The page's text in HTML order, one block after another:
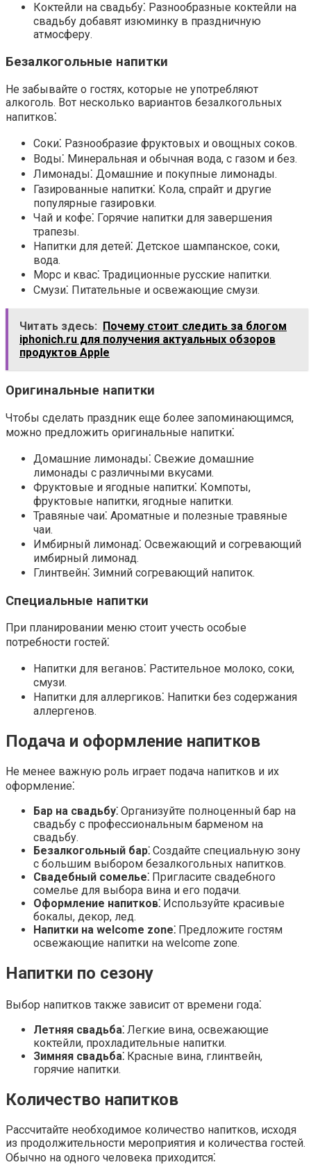
Коктейли на свадьбу⁚ Разнообразные коктейли на
свадьбу добавят изюминку в праздничную
атмосферу.
Безалкогольные напитки
Не забывайте о гостях, которые не употребляют
алкоголь. Вот несколько вариантов безалкогольных
напитков⁚
Соки⁚ Разнообразие фруктовых и овощных соков.
Воды⁚ Минеральная и обычная вода, с газом и без.
Лимонады⁚ Домашние и покупные лимонады.
Газированные напитки⁚ Кола, спрайт и другие
популярные газировки.
Чай и кофе⁚ Горячие напитки для завершения
трапезы.
Напитки для детей⁚ Детское шампанское, соки,
вода.
Морс и квас⁚ Традиционные русские напитки.
Смузи⁚ Питательные и освежающие смузи.
Читать здесь: Почему стоит следить за блогом
iphonich.ru для получения актуальных обзоров
продуктов Apple
Оригинальные напитки
Чтобы сделать праздник еще более запоминающимся,
можно предложить оригинальные напитки⁚
Домашние лимонады⁚ Свежие домашние
лимонады с различными вкусами.
Фруктовые и ягодные напитки⁚ Компоты,
фруктовые напитки, ягодные напитки.
Травяные чаи⁚ Ароматные и полезные травяные
чаи.
Имбирный лимонад⁚ Освежающий и согревающий
имбирный лимонад.
Глинтвейн⁚ Зимний согревающий напиток.
Специальные напитки
При планировании меню стоит учесть особые
потребности гостей⁚
Напитки для веганов⁚ Растительное молоко, соки,
смузи.
Напитки для аллергиков⁚ Напитки без содержания
аллергенов.
Подача и оформление напитков
Не менее важную роль играет подача напитков и их
оформление⁚
Бар на свадьбу⁚ Организуйте полноценный бар на
свадьбу с профессиональным барменом на
свадьбу.
Безалкогольный бар⁚ Создайте специальную зону
с большим выбором безалкогольных напитков.
Свадебный сомелье⁚ Пригласите свадебного
сомелье для выбора вина и его подачи.
Оформление напитков⁚ Используйте красивые
бокалы, декор, лед.
Напитки на welcome zone⁚ Предложите гостям
освежающие напитки на welcome zone.
Напитки по сезону
Выбор напитков также зависит от времени года⁚
Летняя свадьба⁚ Легкие вина, освежающие
коктейли, прохладительные напитки.
Зимняя свадьба⁚ Красные вина, глинтвейн,
горячие напитки.
Количество напитков
Рассчитайте необходимое количество напитков, исходя
из продолжительности мероприятия и количества гостей.
Обычно на одного человека приходится⁚